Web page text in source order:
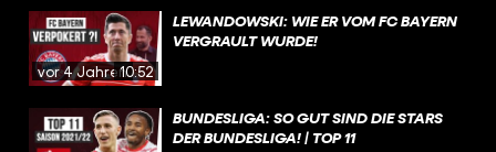
vor 4 Jahren10:52
LEWANDOWSKI: WIE ER VOM FC BAYERN
VERGRAULT WURDE!
BUNDESLIGA: SO GUT SIND DIE STARS
DER BUNDESLIGA! | TOP 11